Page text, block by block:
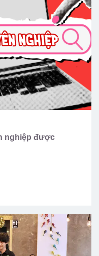
nghiệp được